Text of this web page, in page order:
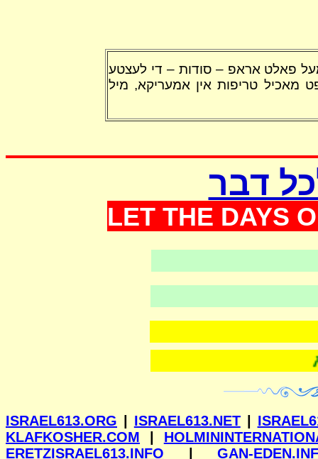
פאלט אראפ – סודות – די לעצטע
מאכיל טריפות אין אמעריקא, מיל
דבר
LET THE DAYS
ISRAEL613.ORG ISRAEL613.NET|
KLAFKOSHER.COM
ERETZISRAEL613.INFO |GAN-